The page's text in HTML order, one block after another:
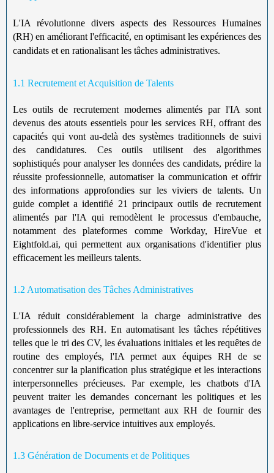
L'IA révolutionne divers aspects des Ressources Humaines
(RH) en améliorant l'efficacité, en optimisant les expériences des
candidats et en rationalisant les tâches administratives.
1.1 Recrutement et Acquisition de Talents
Les outils de recrutement modernes alimentés par l'IA sont
devenus des atouts essentiels pour les services RH, offrant des
capacités qui vont au-delà des systèmes traditionnels de suivi
des candidatures. Ces outils utilisent des algorithmes
sophistiqués pour analyser les données des candidats, prédire la
réussite professionnelle, automatiser la communication et offrir
des informations approfondies sur les viviers de talents. Un
guide complet a identifié 21 principaux outils de recrutement
alimentés par l'IA qui remodèlent le processus d'embauche,
notamment des plateformes comme Workday, HireVue et
Eightfold.ai, qui permettent aux organisations d'identifier plus
efficacement les meilleurs talents.
1.2 Automatisation des Tâches Administratives
L'IA réduit considérablement la charge administrative des
professionnels des RH. En automatisant les tâches répétitives
telles que le tri des CV, les évaluations initiales et les requêtes de
routine des employés, l'IA permet aux équipes RH de se
concentrer sur la planification plus stratégique et les interactions
interpersonnelles précieuses. Par exemple, les chatbots d'IA
peuvent traiter les demandes concernant les politiques et les
avantages de l'entreprise, permettant aux RH de fournir des
applications en libre-service intuitives aux employés.
1.3 Génération de Documents et de Politiques